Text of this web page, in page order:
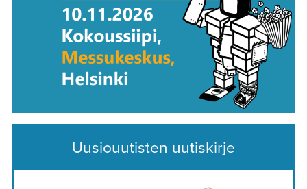
Uusiouutisten uutiskirje